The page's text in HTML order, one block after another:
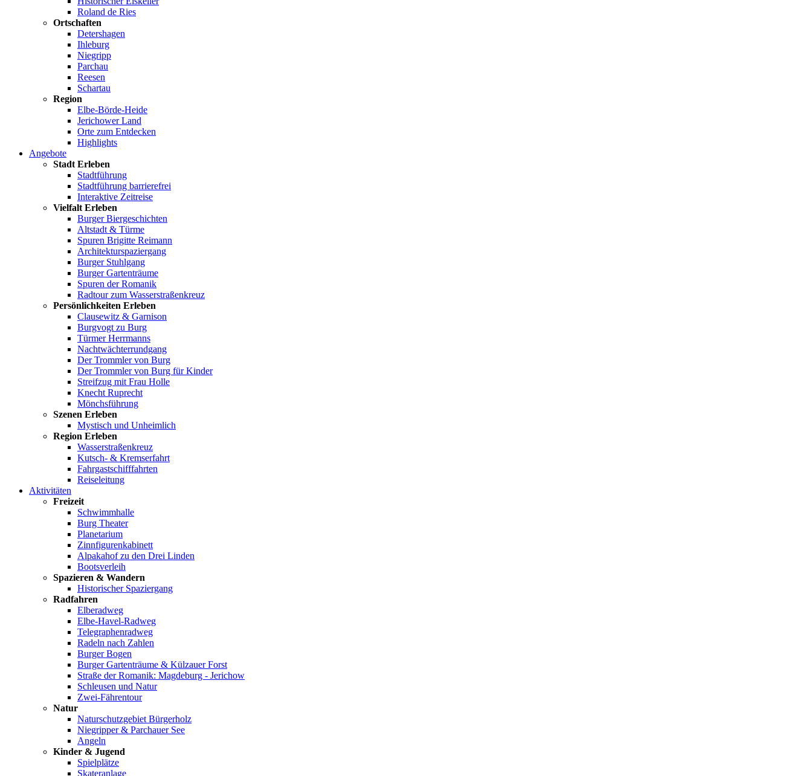
Roland de Ries
Ortschaften
Detershagen
Ihleburg
Niegripp
Parchau
Reesen
Schartau
Region
Elbe-Börde-Heide
Jerichower Land
Orte zum Entdecken
Highlights
Angebote
Stadt Erleben
Stadtführung
Stadtführung barrierefrei
Interaktive Zeitreise
Vielfalt Erleben
Burger Biergeschichten
Altstadt & Türme
Spuren Brigitte Reimann
Architekturspaziergang
Burger Stuhlgang
Burger Gartenträume
Spuren der Romanik
Radtour zum Wasserstraßenkreuz
Persönlichkeiten Erleben
Clausewitz & Garnison
Burgvogt zu Burg
Türmer Herrmanns
Nachtwächterrundgang
Der Trommler von Burg
Der Trommler von Burg für Kinder
Streifzug mit Frau Holle
Knecht Ruprecht
Mönchsführung
Szenen Erleben
Mystisch und Unheimlich
Region Erleben
Wasserstraßenkreuz
Kutsch- & Kremserfahrt
Fahrgastschifffahrten
Reiseleitung
Aktivitäten
Freizeit
Schwimmhalle
Burg Theater
Planetarium
Zinnfigurenkabinett
Alpakahof zu den Drei Linden
Bootsverleih
Spazieren & Wandern
Historischer Spaziergang
Radfahren
Elberadweg
Elbe-Havel-Radweg
Telegraphenradweg
Radeln nach Zahlen
Burger Bogen
Burger Gartenträume & Külzauer Forst
Straße der Romanik: Magdeburg - Jerichow
Schleusen und Natur
Zwei-Fährentour
Natur
Naturschutzgebiet Bürgerholz
Niegripper & Parchauer See
Angeln
Kinder & Jugend
Spielplätze
Skateranlage